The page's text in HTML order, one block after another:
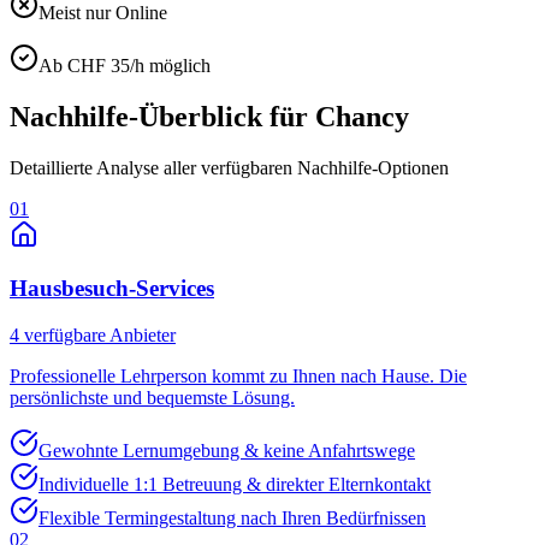
Meist nur Online
Ab CHF 35/h möglich
Nachhilfe-Überblick für Chancy
Detaillierte Analyse aller verfügbaren Nachhilfe-Optionen
01
Hausbesuch-Services
4 verfügbare Anbieter
Professionelle Lehrperson kommt zu Ihnen nach Hause. Die
persönlichste und bequemste Lösung.
Gewohnte Lernumgebung & keine Anfahrtswege
Individuelle 1:1 Betreuung & direkter Elternkontakt
Flexible Termingestaltung nach Ihren Bedürfnissen
02